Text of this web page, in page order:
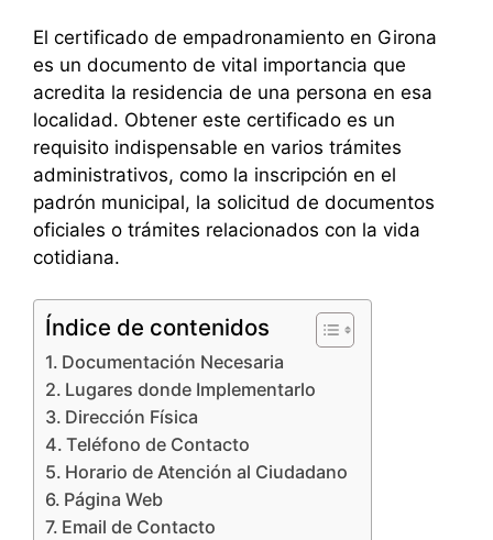
El certificado de empadronamiento en Girona
es un documento de vital importancia que
acredita la residencia de una persona en esa
localidad. Obtener este certificado es un
requisito indispensable en varios trámites
administrativos, como la inscripción en el
padrón municipal, la solicitud de documentos
oficiales o trámites relacionados con la vida
cotidiana.
Índice de contenidos
Documentación Necesaria
Lugares donde Implementarlo
Dirección Física
Teléfono de Contacto
Horario de Atención al Ciudadano
Página Web
Email de Contacto